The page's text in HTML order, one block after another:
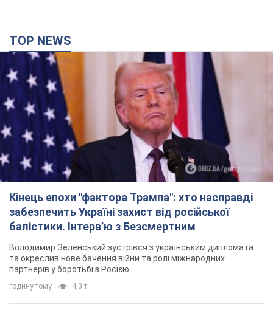
TOP NEWS
Кінець епохи "фактора Трампа": хто насправді
забезпечить Україні захист від російської
балістики. Інтерв’ю з Безсмертним
Володимир Зеленський зустрівся з українським дипломата
та окреслив нове бачення війни та ролі міжнародних
партнерів у боротьбі з Росією
годину тому 4,3 т.